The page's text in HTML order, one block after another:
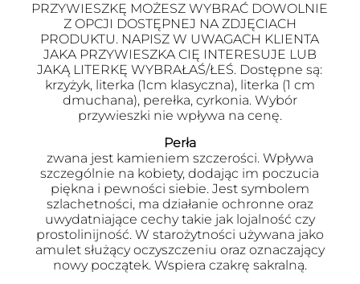
PRZYWIESZKĘ MOŻESZ WYBRAĆ DOWOLNIE
Z OPCJI DOSTĘPNEJ NA ZDJĘCIACH
PRODUKTU. NAPISZ W UWAGACH KLIENTA
JAKA PRZYWIESZKA CIĘ INTERESUJE LUB
JAKĄ LITERKĘ WYBRAŁAŚ/ŁEŚ. Dostępne są:
krzyżyk, literka (1cm klasyczna), literka (1 cm
dmuchana), perełka, cyrkonia. Wybór
przywieszki nie wpływa na cenę.
Perła
zwana jest kamieniem szczerości. Wpływa
szczególnie na kobiety, dodając im poczucia
piękna i pewności siebie. Jest symbolem
szlachetności, ma działanie ochronne oraz
uwydatniające cechy takie jak lojalność czy
prostolinijność. W starożytności używana jako
amulet służący oczyszczeniu oraz oznaczający
nowy początek. Wspiera czakrę sakralną.